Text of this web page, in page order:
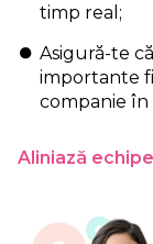
timp real;
Asigură-te
importante
companie în
Aliniază